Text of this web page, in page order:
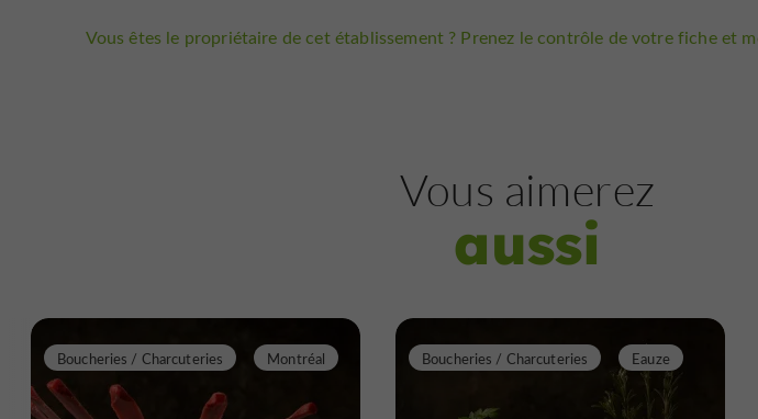
Vous êtes le propriétaire de cet établissement ? Prenez le contrôle de votre fiche et
Vous aimerez
aussi
Boucheries / Charcuteries Montréal Boucheries / Charcuteries Eauze